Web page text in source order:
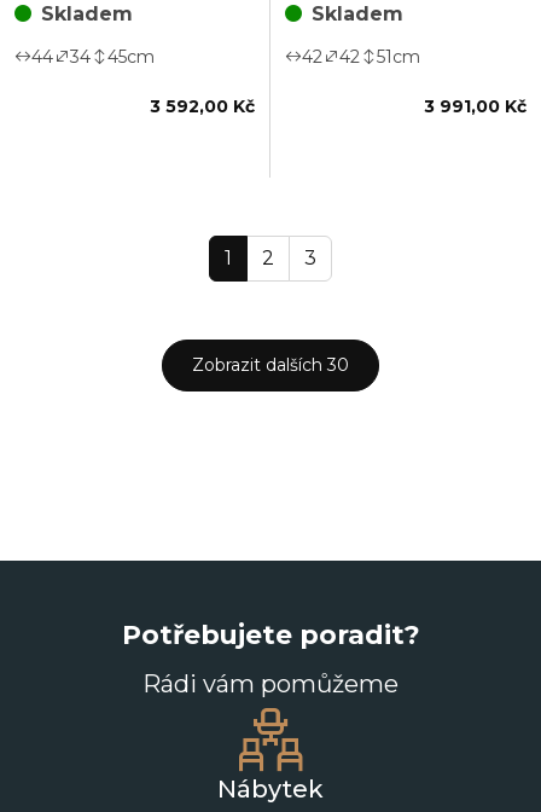
Skladem
44 34 45cm
3 592,00 Kč
Skladem
42 42 51cm
3 991,00 Kč
1 2 3
Zobrazit dalších 30
Potřebujete poradit?
Rádi vám pomůžeme
Nábytek